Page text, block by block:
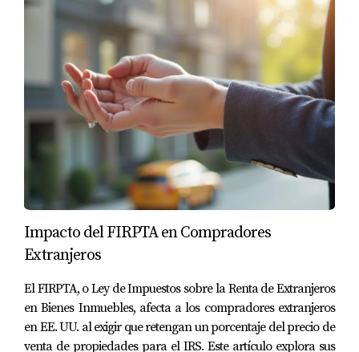
presentar un enfoque más profesional ante los bancos e
Conclusión
Comprar propiedades en Florida a través de una LLC es
una estrategia inteligente para los inversionistas
extranjeros que buscan maximizar su rentabilidad
mientras minimizan riesgos personales. No solo obtienes
protección legal y ventajas fiscales significativas, sino que
también facilitas la gestión de tus inversiones
inmobiliarias. Si estás listo para dar el siguiente paso
hacia tu inversión soñada en Florida o si tienes preguntas
adicionales sobre cómo comenzar este proceso, no dudes
en contactarme; estaré encantada de ayudarte a navegar
por este emocionante camino.
Impacto del FIRPTA en Compradores
Extranjeros
El FIRPTA, o Ley de Impuestos sobre la Renta de Extranjeros
en Bienes Inmuebles, afecta a los compradores extranjeros
en EE. UU. al exigir que retengan un porcentaje del precio de
venta de propiedades para el IRS. Este artículo explora sus